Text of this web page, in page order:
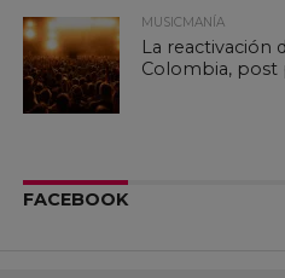
MUSICMANÍA
La reactivación
Colombia, post
FACEBOOK